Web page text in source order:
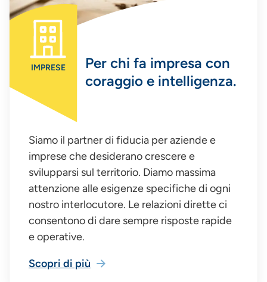
IMPRESE
Per chi fa impresa con
coraggio e intelligenza.
Siamo il partner di fiducia per aziende e
imprese che desiderano crescere e
svilupparsi sul territorio. Diamo massima
attenzione alle esigenze specifiche di ogni
nostro interlocutore. Le relazioni dirette ci
consentono di dare sempre risposte rapide
e operative.
Scopri di più